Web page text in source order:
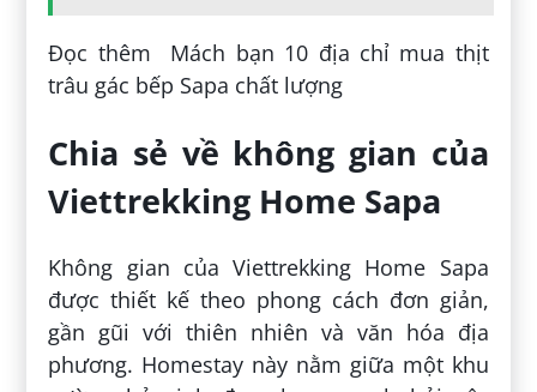
Đọc thêm Mách bạn 10 địa chỉ mua thịt
trâu gác bếp Sapa chất lượng
Chia sẻ về không gian của
Viettrekking Home Sapa
Không gian của Viettrekking Home Sapa
được thiết kế theo phong cách đơn giản,
gần gũi với thiên nhiên và văn hóa địa
phương. Homestay này nằm giữa một khu